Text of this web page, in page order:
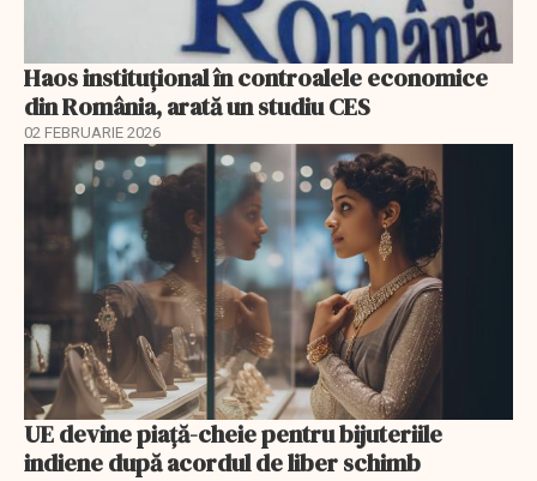
Haos instituțional în controalele economice
din România, arată un studiu CES
02 FEBRUARIE 2026
UE devine piață-cheie pentru bijuteriile
indiene după acordul de liber schimb